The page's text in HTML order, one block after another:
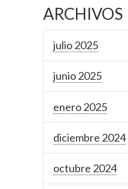
ARCHIVOS
julio 2025
junio 2025
enero 2025
diciembre 2024
octubre 2024